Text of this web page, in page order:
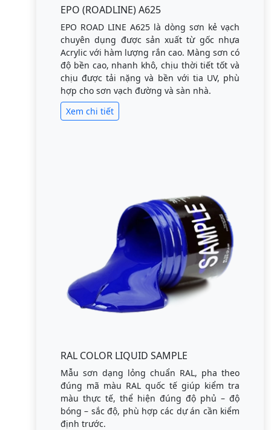
EPO (ROADLINE) A625
EPO ROAD LINE A625 là dòng sơn kẻ vạch
chuyên dụng được sản xuất từ gốc nhựa
Acrylic với hàm lượng rắn cao. Màng sơn có
độ bền cao, nhanh khô, chịu thời tiết tốt và
chịu được tải nặng và bền với tia UV, phù
hợp cho sơn vạch đường và sàn nhà.
Xem chi tiết
RAL COLOR LIQUID SAMPLE
Mẫu sơn dạng lỏng chuẩn RAL, pha theo
đúng mã màu RAL quốc tế giúp kiểm tra
màu thực tế, thể hiện đúng độ phủ – độ
bóng – sắc độ, phù hợp các dự án cần kiểm
định trước.